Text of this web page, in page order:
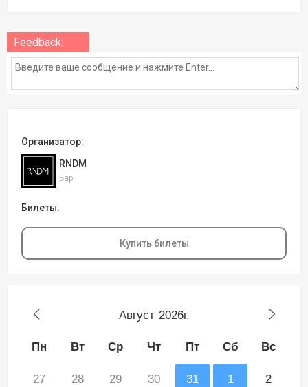
Feedback:
Организатор:
RNDM
Бар
Билеты:
Купить билеты
Август 2026г.
Пн Вт Ср Чт Пт Сб Вс
27 28 29 30 31 1 2